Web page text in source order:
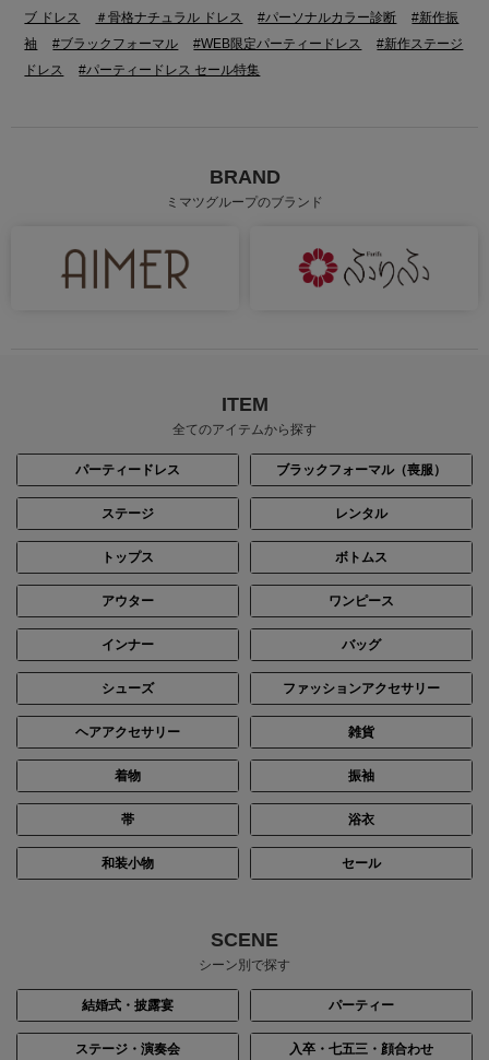
ブ ドレス
＃骨格ナチュラル ドレス #パーソナルカラー診断
#新作振
袖
#ブラックフォーマル #WEB限定パーティードレス
#新作ステージ
ドレス
#パーティードレス セール特集
BRAND
ミマツグループのブランド
ITEM
全てのアイテムから探す
パーティードレス ブラックフォーマル（喪服）
ステージ レンタル
トップス ボトムス
アウター ワンピース
インナー バッグ
シューズ ファッションアクセサリー
ヘアアクセサリー 雑貨
着物 振袖
帯 浴衣
和装小物 セール
SCENE
シーン別で探す
結婚式・披露宴 パーティー
ステージ・演奏会 入卒・七五三・顔合わせ